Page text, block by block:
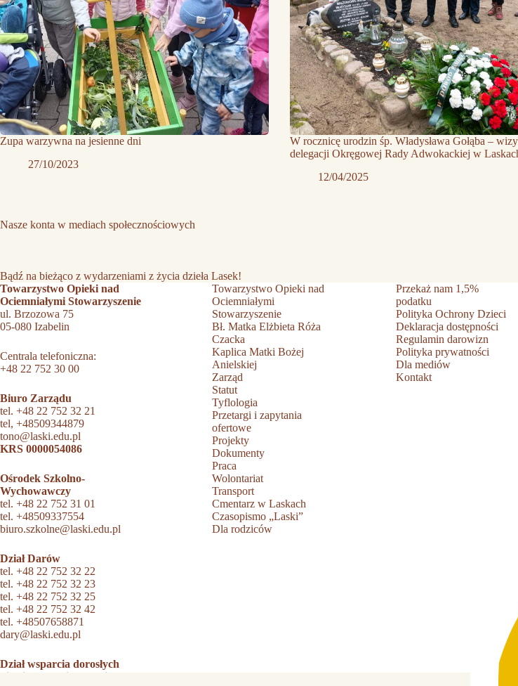
Zupa warzywna na jesienne dni
27/10/2023
W rocznicę urodzin śp. Władysława Gołąba –
delegacji Okręgowej Rady Adwokackiej w
12/04/2025
Nasze konta w mediach społecznościowych
Bądź na bieżąco z wydarzeniami z życia dzieła Lasek!
Towarzystwo Opieki nad
Ociemniałymi Stowarzyszenie
ul. Brzozowa 75
05-080 Izabelin
Centrala telefoniczna:
+48 22 752 30 00
Biuro Zarządu
tel. +48 22 752 32 21
tel, +48509344879
tono@laski.edu.pl
KRS 0000054086
Ośrodek Szkolno-
Wychowawczy
tel. +48 22 752 31 01
tel. +48509337554
biuro.szkolne@laski.edu.pl
Dział Darów
tel. +48 22 752 32 22
tel. +48 22 752 32 23
tel. +48 22 752 32 25
tel. +48 22 752 32 42
tel. +48507658871
dary@laski.edu.pl
Dział wsparcia dorosłych
niewidomych i słabowidzących
Towarzystwo Opieki nad
Ociemniałymi
Stowarzyszenie
Bł. Matka Elżbieta Róża
Czacka
Kaplica Matki Bożej
Anielskiej
Zarząd
Statut
Tyflologia
Przetargi i zapytania
ofertowe
Projekty
Dokumenty
Praca
Wolontariat
Transport
Cmentarz w Laskach
Czasopismo „Laski”
Dla rodziców
Przekaż nam 1,5%
podatku
Polityka Ochrony Dzieci
Deklaracja dostępności
Regulamin darowizn
Polityka prywatności
Dla mediów
Kontakt